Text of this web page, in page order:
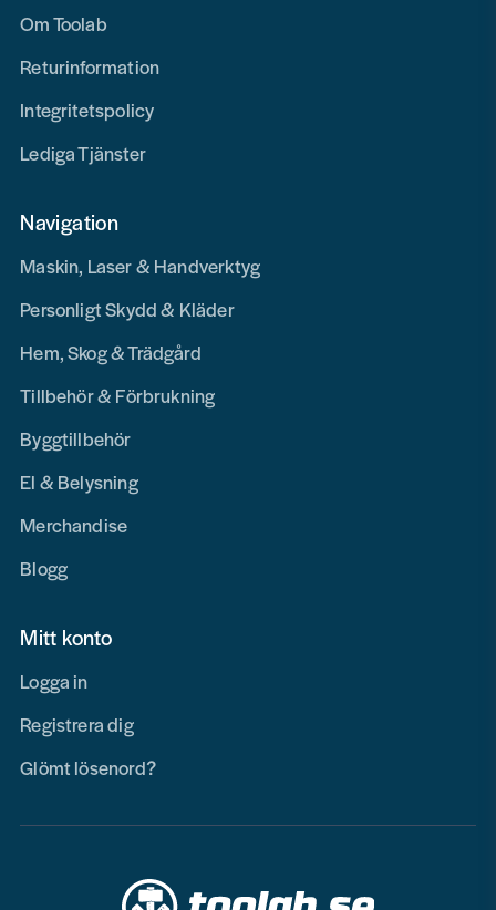
Om Toolab
Returinformation
Integritetspolicy
Lediga Tjänster
Navigation
Maskin, Laser & Handverktyg
Personligt Skydd & Kläder
Hem, Skog & Trädgård
Tillbehör & Förbrukning
Byggtillbehör
El & Belysning
Merchandise
Blogg
Mitt konto
Logga in
Registrera dig
Glömt lösenord?